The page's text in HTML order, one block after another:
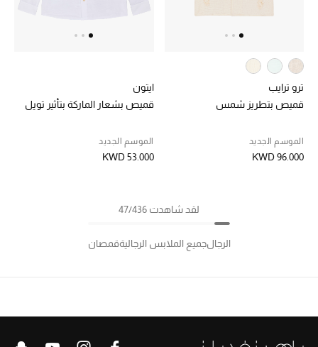
ترو ترايب
قميص بتطريز شمس
الموسم الجديد
KWD 96.000
ايتون
قميص بشعار الماركة بتأثير تويل
الموسم الجديد
KWD 53.000
لقد شاهدت 47/436
الرجالجميع الملابس الرجاليةقمصان